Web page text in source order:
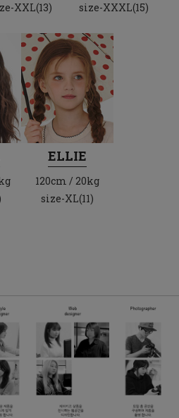
XXL(13)
size-XXXL(15)
ELLIE
120cm / 20kg
size-XL(11)